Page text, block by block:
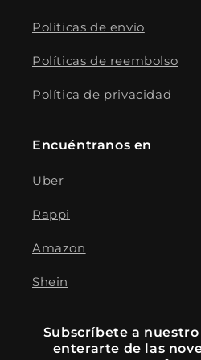
Políticas de envío
Políticas de reembolso
Política de privacidad
Encuéntranos en
Uber
Rappi
Amazon
Shein
Subscríbete a
enterarte de las